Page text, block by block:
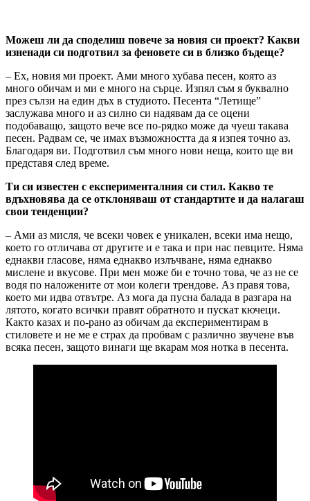
Можеш ли да споделиш повече за новия си проект? Какви
изненади си подготвил за феновете си в близко бъдеще?
– Ех, новия ми проект. Ами много хубава песен, която аз
много обичам и ми е много на сърце. Изпял съм я буквално
през сълзи на един дъх в студиото. Песента “Летище”
заслужава много и аз силно си надявам да се оцени
подобаващо, защото вече все по-рядко може да чуеш такава
песен. Радвам се, че имах възможността да я изпея точно аз.
Благодаря ви. Подготвил съм много нови неща, които ще ви
представя след време.
Ти си известен с експерименталния си стил. Какво те
вдъхновява да се отклоняваш от стандартите и да налагаш
свои тенденции?
– Ами аз мисля, че всеки човек е уникален, всеки има нещо,
което го отличава от другите и е така и при нас певците. Няма
еднакви гласове, няма еднакво излъчване, няма еднакво
мислене и вкусове. При мен може би е точно това, че аз не се
водя по наложените от мои колеги трендове. Аз правя това,
което ми идва отвътре. Аз мога да пусна балада в разгара на
лятото, когато всички правят обратното и пускат кючеци.
Както казах и по-рано аз обичам да експериментирам в
стиловете и не ме е страх да пробвам с различно звучене във
всяка песен, защото винаги ще вкарам моя нотка в песента.